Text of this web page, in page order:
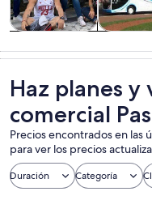
excursiones de
Haz planes y
comercial
Precios encontrados en las
para ver los precios
Duración Categoría